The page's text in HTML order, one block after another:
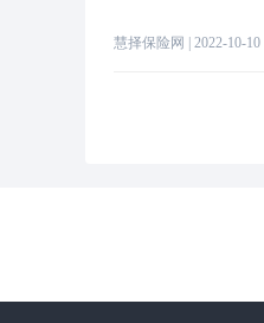
慧择保险网 | 2022-10-10